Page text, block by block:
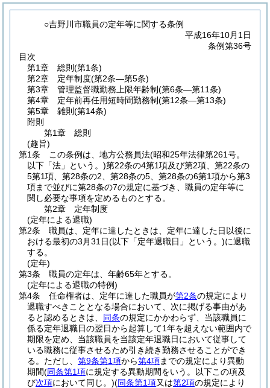
○吉野川市職員の定年等に関する条例
平成16年10月1日
条例第36号
目次
第1章
総則 (第1条)
第2章
定年制度(第2条―第5条)
第3章
管理監督職勤務上限年齢制(第6条―第11条)
第4章
定年前再任用短時間勤務制(第12条―第13条)
第5章
雑則 (第14条)
附則
第1章
総則
(趣旨)
第1条
この条例は、地方公務員法(昭和25年法律第261号。
以下「法」という。)第22条の4第1項及び第2項、第22条の
5第1項、第28条の2、第28条の5、第28条の6第1項から第3
項まで並びに第28条の7の規定に基づき、職員の定年等に
関し必要な事項を定めるものとする。
第2章
定年制度
(定年による退職)
第2条
職員は、定年に達したときは、定年に達した日以後に
おける最初の3月31日(以下「定年退職日」という。)に退職
する。
(定年)
第3条
職員の定年は、年齢65年とする。
(定年による退職の特例)
第4条
任命権者は、定年に達した職員が第2条の規定により
退職すべきこととなる場合において、次に掲げる事由があ
ると認めるときは、 同条の規定にかかわらず、当該職員に
係る定年退職日の翌日から起算して1年を超えない範囲内で
期限を定め、当該職員を当該定年退職日において従事して
いる職務に従事させるため引き続き勤務させることができ
る。 ただし、 第9条第1項から第4項までの規定により異動
期間(同条第1項に規定する異動期間をいう。以下この項及
び次項において同じ。)(同条第1項又は第2項の規定により